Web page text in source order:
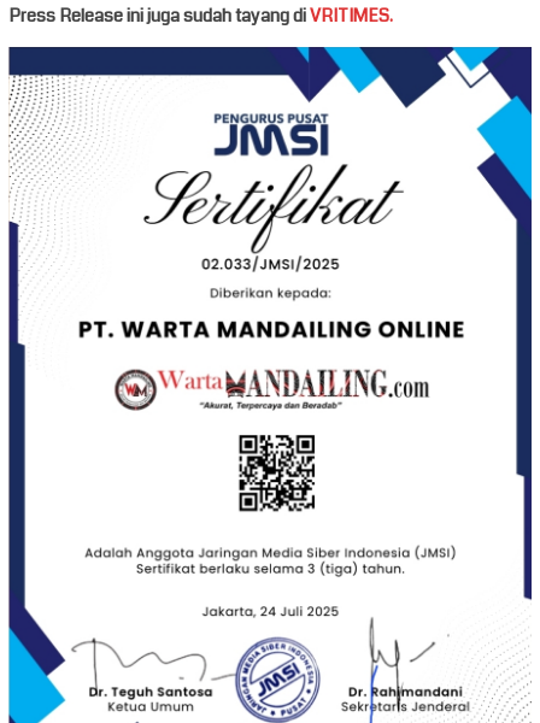
Press Release ini juga sudah tayang diVRITIMES.